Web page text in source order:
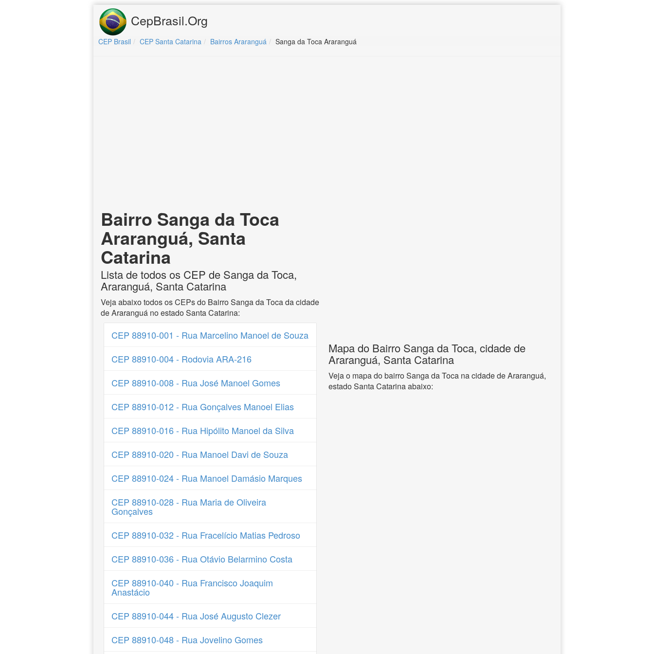
CepBrasil.Org
CEP Brasil CEP Santa Catarina Bairros Araranguá Sanga da Toca Araranguá
Bairro Sanga da Toca
Araranguá, Santa
Catarina
Lista de todos os CEP de Sanga da Toca,
Araranguá, Santa Catarina
Veja abaixo todos os CEPs do Bairro Sanga da Toca da cidade
de Araranguá no estado Santa Catarina:
CEP 88910-001 - Rua Marcelino Manoel de Souza
CEP 88910-004 - Rodovia ARA-216
CEP 88910-008 - Rua José Manoel Gomes
CEP 88910-012 - Rua Gonçalves Manoel Elias
CEP 88910-016 - Rua Hipólito Manoel da Silva
CEP 88910-020 - Rua Manoel Davi de Souza
CEP 88910-024 - Rua Manoel Damásio Marques
CEP 88910-028 - Rua Maria de Oliveira
Gonçalves
CEP 88910-032 - Rua Fracelício Matias Pedroso
CEP 88910-036 - Rua Otávio Belarmino Costa
CEP 88910-040 - Rua Francisco Joaquim
Anastácio
CEP 88910-044 - Rua José Augusto Clezer
CEP 88910-048 - Rua Jovelino Gomes
Mapa do Bairro Sanga da Toca, cidade de
Araranguá, Santa Catarina
Veja o mapa do bairro Sanga da Toca na cidade de Araranguá,
estado Santa Catarina abaixo: